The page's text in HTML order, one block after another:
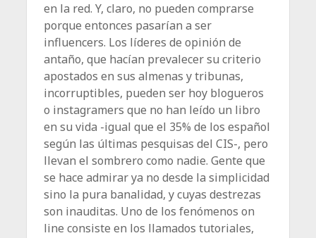
en la red. Y, claro, no pueden comprarse
porque entonces pasarían a ser
influencers. Los líderes de opinión de
antaño, que hacían prevalecer su criterio
apostados en sus almenas y tribunas,
incorruptibles, pueden ser hoy blogueros
o instagramers que no han leído un libro
en su vida -igual que el 35% de los español
según las últimas pesquisas del CIS-, pero
llevan el sombrero como nadie. Gente que
se hace admirar ya no desde la simplicidad
sino la pura banalidad, y cuyas destrezas
son inauditas. Uno de los fenómenos on
line consiste en los llamados tutoriales,